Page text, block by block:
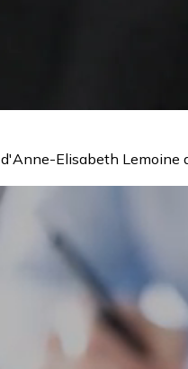
Elisabeth